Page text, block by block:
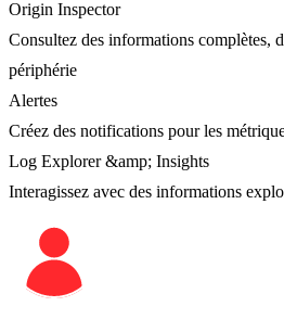
Origin Inspector
Consultez des informations complètes,
périphérie
Alertes
Créez des notifications pour les
Log Explorer &amp; Insights
Interagissez avec des informations